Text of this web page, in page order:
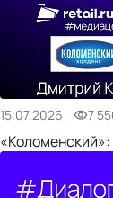
15.07.2026 7